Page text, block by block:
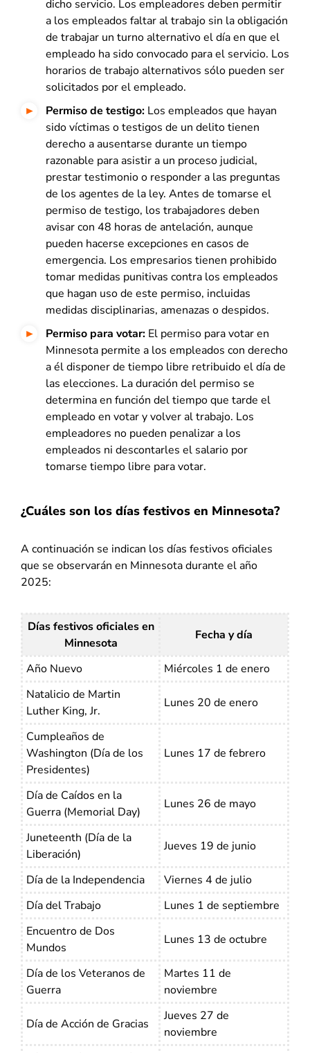
dicho servicio. Los empleadores deben permitir
a los empleados faltar al trabajo sin la obligación
de trabajar un turno alternativo el día en que el
empleado ha sido convocado para el servicio. Los
horarios de trabajo alternativos sólo pueden ser
solicitados por el empleado.
Permiso de testigo: Los empleados que hayan
sido víctimas o testigos de un delito tienen
derecho a ausentarse durante un tiempo
razonable para asistir a un proceso judicial,
prestar testimonio o responder a las preguntas
de los agentes de la ley. Antes de tomarse el
permiso de testigo, los trabajadores deben
avisar con 48 horas de antelación, aunque
pueden hacerse excepciones en casos de
emergencia. Los empresarios tienen prohibido
tomar medidas punitivas contra los empleados
que hagan uso de este permiso, incluidas
medidas disciplinarias, amenazas o despidos.
Permiso para votar: El permiso para votar en
Minnesota permite a los empleados con derecho
a él disponer de tiempo libre retribuido el día de
las elecciones. La duración del permiso se
determina en función del tiempo que tarde el
empleado en votar y volver al trabajo. Los
empleadores no pueden penalizar a los
empleados ni descontarles el salario por
tomarse tiempo libre para votar.
¿Cuáles son los días festivos en Minnesota?
A continuación se indican los días festivos oficiales
que se observarán en Minnesota durante el año
2025:
Días festivos oficiales en
Minnesota
Fecha y día
Año Nuevo
Miércoles 1 de enero
Natalicio de Martin
Luther King, Jr.
Lunes 20 de enero
Cumpleaños de
Washington (Día de los
Presidentes)
Lunes 17 de febrero
Día de Caídos en la
Guerra (Memorial Day)
Lunes 26 de mayo
Juneteenth (Día de la
Liberación)
Jueves 19 de junio
Día de la Independencia
Viernes 4 de julio
Día del Trabajo
Lunes 1 de septiembre
Encuentro de Dos
Mundos
Lunes 13 de octubre
Día de los Veteranos de
Guerra
Martes 11 de
noviembre
Día de Acción de Gracias
Jueves 27 de
noviembre